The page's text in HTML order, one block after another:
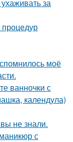
за
моё
ванночки с
календула)
не знали.
с